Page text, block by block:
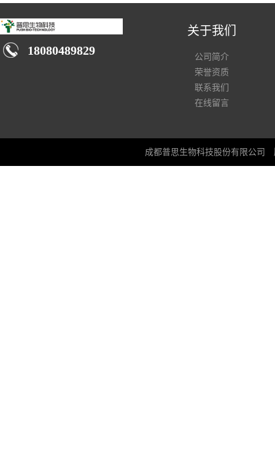
18080489829
关于我们
公司简介
荣誉资质
联系我们
在线留言
成都普思生物科技股份有限公司